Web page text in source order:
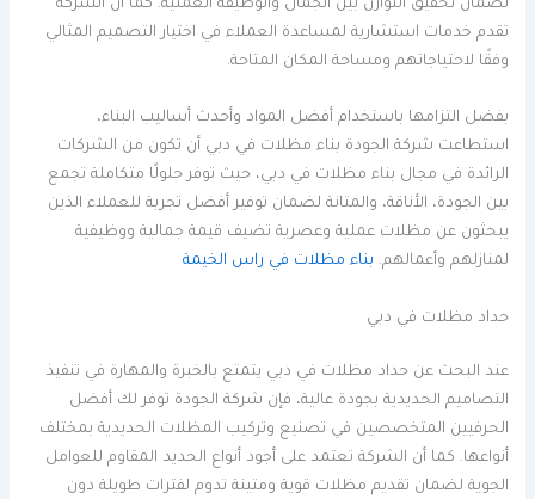
لضمان تحقيق التوازن بين الجمال والوظيفة العملية. كما أن الشركة
تقدم خدمات استشارية لمساعدة العملاء في اختيار التصميم المثالي
وفقًا لاحتياجاتهم ومساحة المكان المتاحة.
بفضل التزامها باستخدام أفضل المواد وأحدث أساليب البناء،
استطاعت شركة الجودة بناء مظلات في دبي أن تكون من الشركات
الرائدة في مجال بناء مظلات في دبي، حيث توفر حلولًا متكاملة تجمع
بين الجودة، الأناقة، والمتانة لضمان توفير أفضل تجربة للعملاء الذين
يبحثون عن مظلات عملية وعصرية تضيف قيمة جمالية ووظيفية
لمنازلهم وأعمالهم. بناء مظلات في راس الخيمة
حداد مظلات في دبي
عند البحث عن حداد مظلات في دبي يتمتع بالخبرة والمهارة في تنفيذ
التصاميم الحديدية بجودة عالية، فإن شركة الجودة توفر لك أفضل
الحرفيين المتخصصين في تصنيع وتركيب المظلات الحديدية بمختلف
أنواعها. كما أن الشركة تعتمد على أجود أنواع الحديد المقاوم للعوامل
الجوية لضمان تقديم مظلات قوية ومتينة تدوم لفترات طويلة دون